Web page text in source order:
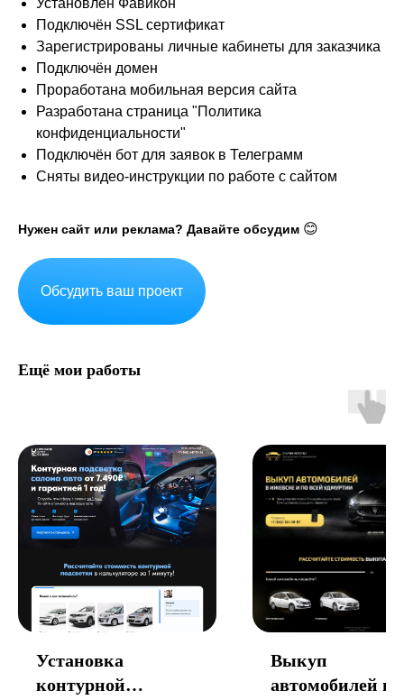
Установлен Фавикон
Подключён SSL сертификат
Зарегистрированы личные кабинеты для заказчика
Подключён домен
Проработана мобильная версия сайта
Разработана страница "Политика
конфиденциальности"
Подключён бот для заявок в Телеграмм
Сняты видео-инструкции по работе с сайтом
Нужен сайт или реклама? Давайте обсудим 😊
Обсудить ваш проект
Ещё мои работы
Установка
контурной
Выкуп
автомобилей в